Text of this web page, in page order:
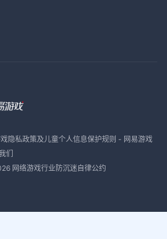
隐私政策及儿童个人信息保护规则 - 网易游戏
们
网络游戏行业防沉迷自律公约